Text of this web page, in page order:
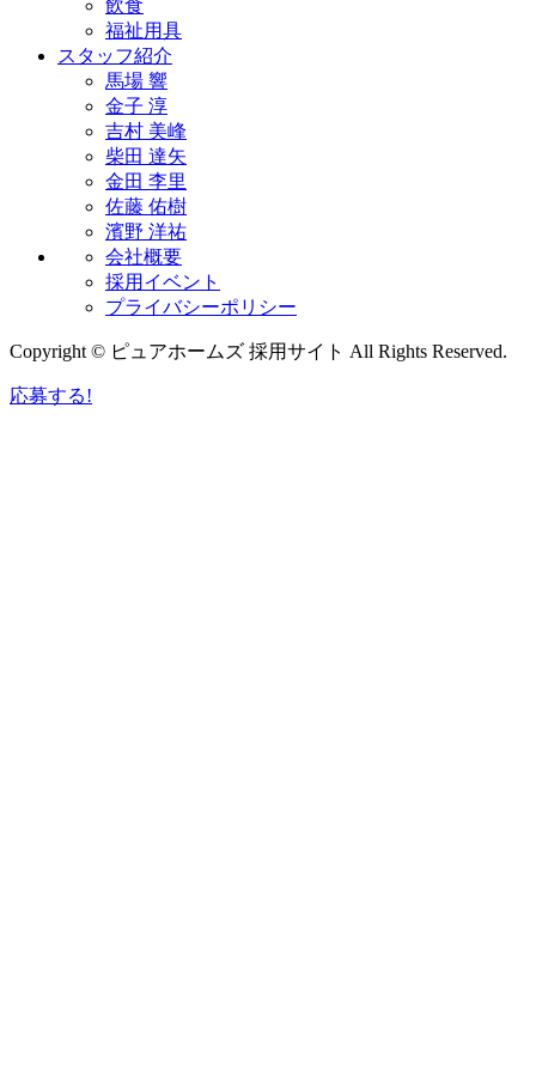
飲食
福祉用具
スタッフ紹介
馬場 響
金子 淳
吉村 美峰
柴田 達矢
金田 李里
佐藤 佑樹
濱野 洋祐
会社概要
採用イベント
プライバシーポリシー
Copyright © ピュアホームズ 採用サイト All Rights Reserved.
応募する!